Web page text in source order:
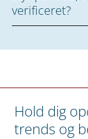
verificeret?
Hold dig
trends og